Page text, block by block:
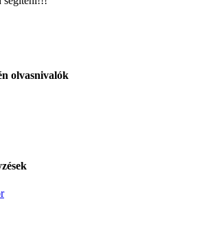
olvasnivalók